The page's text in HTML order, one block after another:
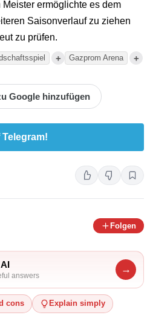
ermöglichte es dem
Saisonverlauf zu ziehen
zu prüfen.
+ Gazprom Arena +
Google hinzufügen
Folgen
answers
→
cons Explain simply